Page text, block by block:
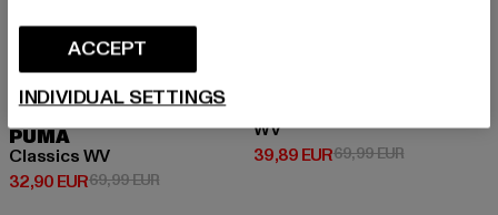
PUMA
Classics WV
32,90 EUR
Ajankohtainen hinta: 32,90 EUR
69,99 EURKampanjahinta: 69,99 EUR
WV
39,89 EUR
Ajankohtainen hinta: 39,89 EUR
69,99 EUR
ACCEPT
INDIVIDUAL SETTINGS